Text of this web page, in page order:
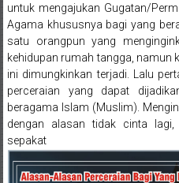
Magelang,
Solo,
Semarang,
Jakarta,
Bali,
Surabaya,
untuk mengajukan Gugatan/
Agama khususnya bagi yang
satu orangpun yang
kehidupan rumah tangga, namun
ini dimungkinkan terjadi. Lalu
perceraian yang dapat
beragama Islam (Muslim).
dengan alasan tidak cinta
sepakat